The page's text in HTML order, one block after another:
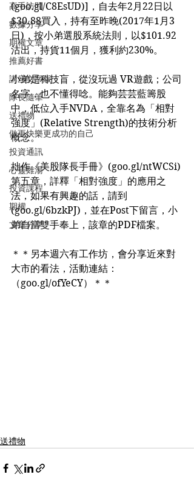
高手訪問
數據分享
期權文章
推薦好書
講座文字版
隊長隨筆
送禮物
做更快樂更成功的自己
投資通訊
心靈雞湯
投資課程
期權
文章分享
(goo.gl/C8EsUD)]，自去年2月22日以
$30.88買入，持有至昨晚(2017年1月3
日)，按小弟選股系統法則，以$101.92
沽出，持貨11個月，獲利約230%。
小弟是科技盲，從沒玩過 VR遊戲；公司
名字，也不懂得唸。能夠芸芸藍籌股
中，低位入手NVDA，全靠名為「相對
強度」(Relative Strength)的技術分析
概念。
拙作《美股隊長手冊》(goo.gl/ntWCSi)
第五章，詳釋「相對強度」的應用之
法，如果有興趣的話，請到
(goo.gl/6bzkPJ)，並在Post下留言，小
弟自當雙手奉上，該章的PDF檔案。
＊＊另本週六有工作坊，會分享近來對
大市的看法，活動連結：
（goo.gl/ofYeCY）＊＊
送禮物